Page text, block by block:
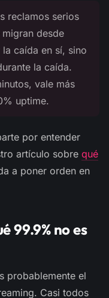
reclamos serios
desde
caída en sí, sino
la caída.
vale más
uptime.
por entender
artículo sobre qué
a poner orden en
99.9% no es
probablemente el
Casi todos